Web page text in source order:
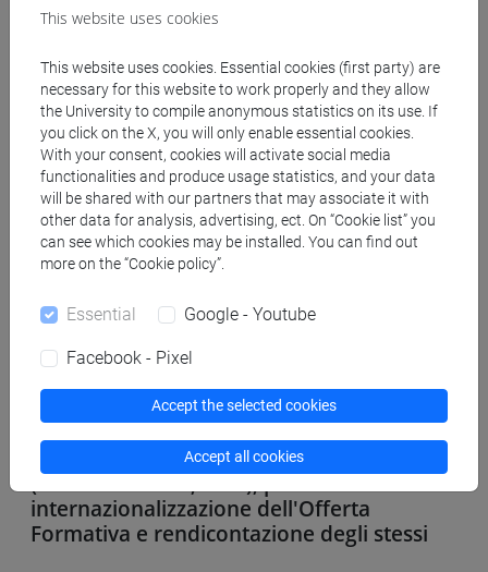
CONVENZIONE
COLLABORAZIONI ESTERNE -
CONTRATTI CO.CO.CO, OCCASIONALI
(VALUTAZIONI, SELEZIONI, CONTRATTI)
Flussi informativi per la ricerca
Rendicontazione progetti di ricerca
fondi nazionali) ed europei ( VII prog.
quadro INTERREG, fondi strutturali FSE
ecc..)
Supporto gestione e rendicontazione
progetti connessi alla didattica, mobilità
( Es. Marie Curie, Alfa ), per
internazionalizzazione dell'Offerta
Formativa e rendicontazione degli stessi
This website uses cookies
This website uses cookies. Essential cookies (first party) are
necessary for this website to work properly and they allow
the University to compile anonymous statistics on its use. If
you click on the X, you will only enable essential cookies.
With your consent, cookies will activate social media
functionalities and produce usage statistics, and your data
will be shared with our partners that may associate it with
other data for analysis, advertising, ect. On “Cookie list” you
can see which cookies may be installed. You can find out
more on the “Cookie policy”.
Essential Google - Youtube
Facebook - Pixel
Accept the selected cookies
Accept all cookies